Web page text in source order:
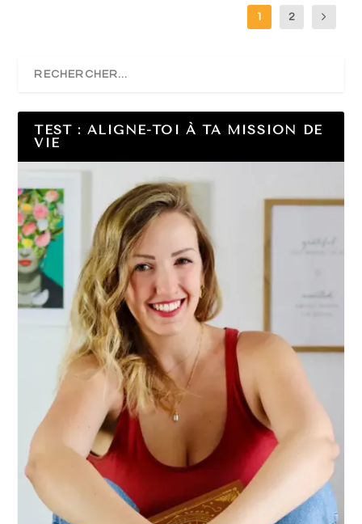
1 2
TEST : ALIGNE-TOI À TA MISSION DE
VIE